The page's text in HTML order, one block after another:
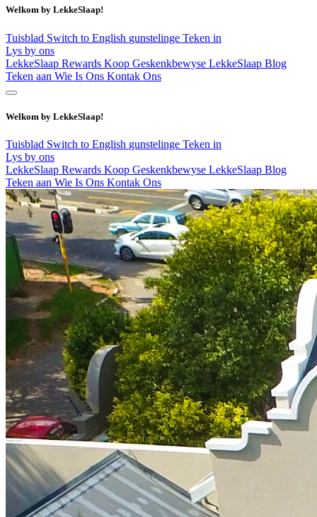
Welkom by LekkeSlaap!
Tuisblad Switch to English gunstelinge Teken in
Lys by ons
LekkeSlaap Rewards Koop Geskenkbewyse LekkeSlaap Blog
Teken aan Wie Is Ons Kontak Ons
Welkom by LekkeSlaap!
Tuisblad Switch to English gunstelinge Teken in
Lys by ons
LekkeSlaap Rewards Koop Geskenkbewyse LekkeSlaap Blog
Teken aan Wie Is Ons Kontak Ons